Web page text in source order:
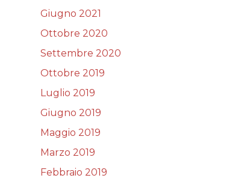
Giugno 2021
Ottobre 2020
Settembre 2020
Ottobre 2019
Luglio 2019
Giugno 2019
Maggio 2019
Marzo 2019
Febbraio 2019